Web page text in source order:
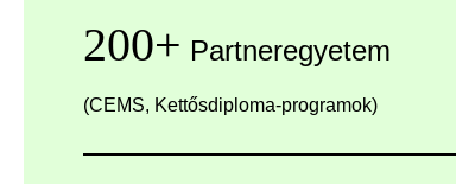
200+ Partneregyetem
(CEMS, Kettősdiploma-programok)